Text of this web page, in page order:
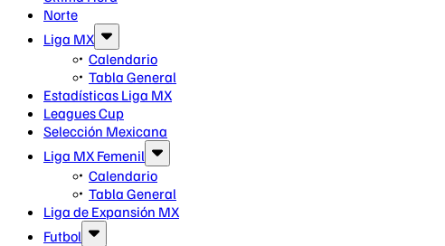
Norte
Liga MX
Calendario
Tabla General
Estadísticas Liga MX
Leagues Cup
Selección Mexicana
Liga MX Femenil
Calendario
Tabla General
Liga de Expansión MX
Futbol